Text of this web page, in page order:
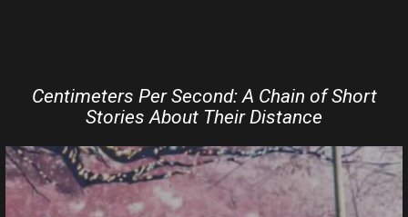
Centimeters Per Second: A Chain of Short
Stories About Their Distance